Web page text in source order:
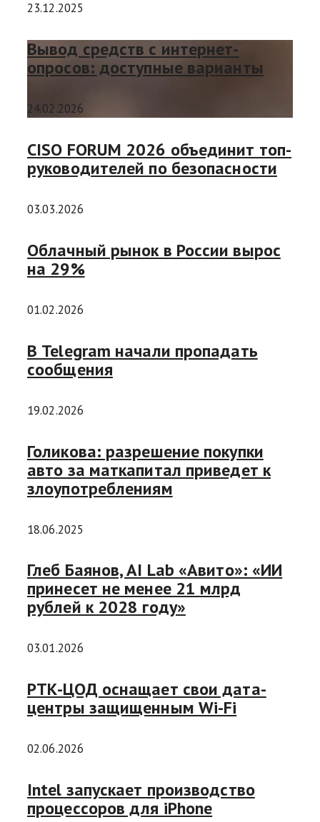
23.12.2025
Вывод средств с интернет-
опросов: доступные варианты
24.02.2026
CISO FORUM 2026 объединит топ-
руководителей по безопасности
03.03.2026
Облачный рынок в России вырос
на 29%
01.02.2026
В Telegram начали пропадать
сообщения
19.02.2026
Голикова: разрешение покупки
авто за маткапитал приведет к
злоупотреблениям
18.06.2025
Глеб Баянов, AI Lab «Авито»: «ИИ
принесет не менее 21 млрд
рублей к 2028 году»
03.01.2026
РТК-ЦОД оснащает свои дата-
центры защищенным Wi-Fi
02.06.2026
Intel запускает производство
процессоров для iPhone